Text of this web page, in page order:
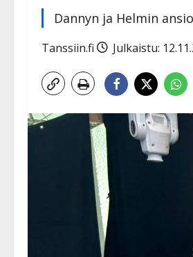
Dannyn ja Helmin
Tanssiin.fi Julkaistu: